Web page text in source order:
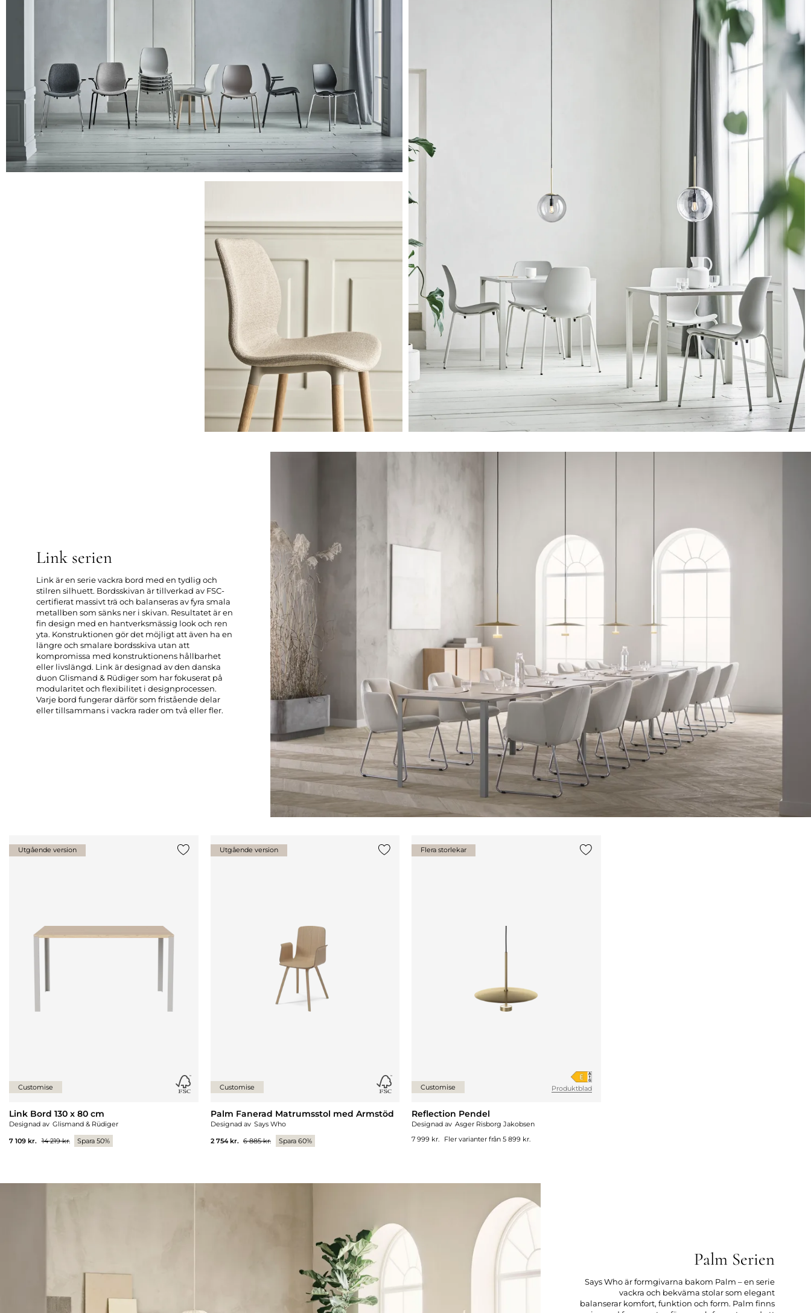
Link serien
Link är en serie vackra bord med en tydlig och
stilren silhuett. Bordsskivan är tillverkad av FSC-
certifierat massivt trä och balanseras av fyra smala
metallben som sänks ner i skivan. Resultatet är en
fin design med en hantverksmässig look och ren
yta. Konstruktionen gör det möjligt att även ha en
längre och smalare bordsskiva utan att
kompromissa med konstruktionens hållbarhet
eller livslängd. Link är designad av den danska
duon Glismand & Rüdiger som har fokuserat på
modularitet och flexibilitet i designprocessen.
Varje bord fungerar därför som fristående delar
eller tillsammans i vackra rader om två eller fler.
Utgående version
Customise
Link Bord 130 x 80 cm
Designad av Glismand & Rüdiger
7 109 kr.
14 219 kr. Spara 50%
Utgående version
Customise
Palm Fanerad Matrumsstol med Armstöd
Designad av Says Who
2 754 kr. 6 885 kr. Spara 60%
Flera storlekar
Customise Produktblad
Reflection Pendel
Designad av Asger Risborg Jakobsen
7 999 kr.
Fler varianter från5 899 kr.
Palm Serien
Says Who är formgivarna bakom Palm – en serie
vackra och bekväma stolar som elegant
balanserar komfort, funktion och form. Palm finns